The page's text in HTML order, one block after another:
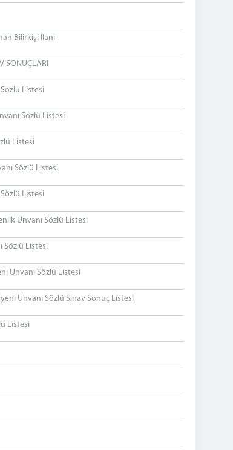
Bilirkişi İlanı
SONUÇLARI
Listesi
Sözlü Listesi
Listesi
Sözlü Listesi
Listesi
Unvanı Sözlü Listesi
Sözlü Listesi
Unvanı Sözlü Listesi
Unvanı Sözlü Sınav Sonuç Listesi
Listesi